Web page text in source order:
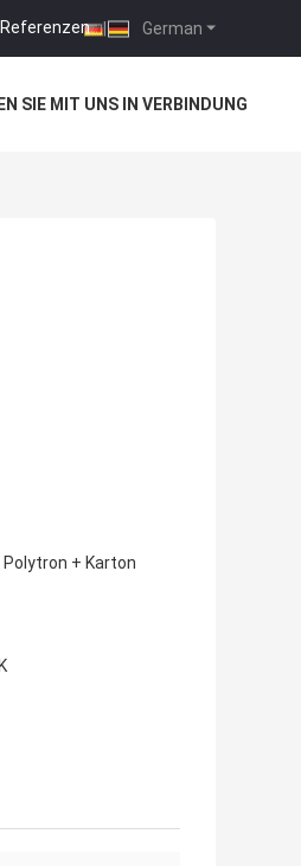
German
Referenzen |
SIE MIT UNS IN VERBINDUNG
+ Karton